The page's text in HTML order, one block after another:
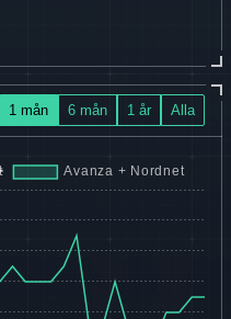
1 mån 6 mån 1 år Alla